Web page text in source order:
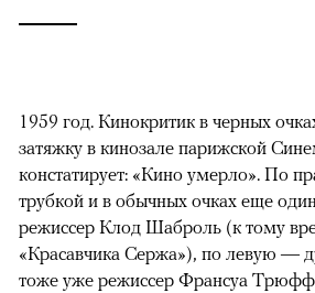
1959 год. Кинокритик в черных
затяжку в кинозале парижской
констатирует: «Кино умерло». По
трубкой и в обычных очках еще
режиссер Клод Шаброль (к тому
«Красавчика Сержа»), по левую —
тоже уже режиссер Франсуа